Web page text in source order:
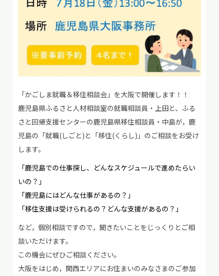
「かごしま就職＆移住相談会」を大阪で開催します！！
鹿児島県ふるさと人材相談室の就職相談員・上田と、ふる
さと回帰支援センターの鹿児島県移住相談員・中島が，鹿
児島の「就職(しごと)と「移住(くらし)」のご相談をお受け
します。
「鹿児島での仕事探し、どんなスケジュールで進めたらい
いの？」
「鹿児島にはどんな仕事があるの？」
「移住支援は受けられるの？どんな支援があるの？」
など，個別相談ですので，聞きたいことをじっくりとご相
談いただけます。
この機会にぜひご相談ください。
大阪をはじめ，関西エリアにお住まいのみなさまのご参加